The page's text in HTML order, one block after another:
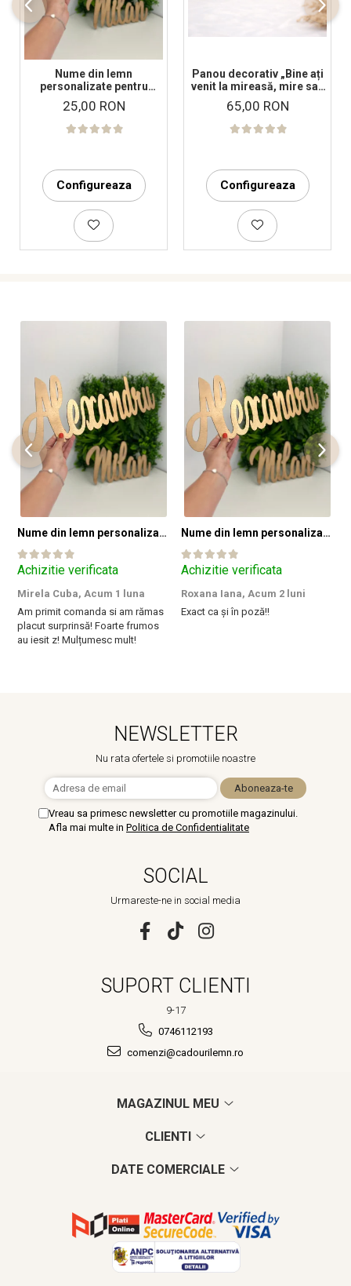
Nume din lemn
personalizate pentru
panouri foto și baloane -
Pret 1 NUME
25,00 RON
Configureaza
Panou decorativ „Bine ați
venit la mireasă, mire sau
nași!” – Decor nuntă
elegant
65,00 RON
Configureaza
Nume din lemn personalizate pentru panouri foto și baloane - Pret 1 NUME
Achizitie verificata
Mirela Cuba, Acum 1 luna
Am primit comanda si am rămas
placut surprinsă! Foarte frumos
au iesit z! Mulțumesc mult!
Nume din lemn personalizate pentru panouri foto și baloane - Pret 1 NUME
Achizitie verificata
Roxana Iana, Acum 2 luni
Exact ca și în poză!!
NEWSLETTER
Nu rata ofertele si promotiile noastre
Vreau sa primesc newsletter cu promotiile magazinului.
Afla mai multe in Politica de Confidentialitate
SOCIAL
Urmareste-ne in social media
SUPORT CLIENTI
9-17
0746112193
comenzi@cadourilemn.ro
MAGAZINUL MEU
CLIENTI
DATE COMERCIALE